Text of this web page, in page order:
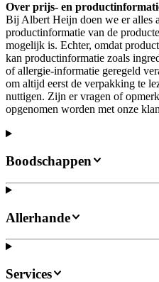
Over prijs- en
Bij Albert Heijn doen we er alles
productinformatie van de
mogelijk is. Echter, omdat
kan productinformatie zoals
of allergie-informatie geregeld
om altijd eerst de verpakking te
nuttigen. Zijn er vragen of
opgenomen worden met onze
Boodschappen
Allerhande
Services